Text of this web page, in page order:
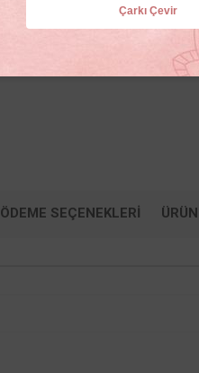
ÖDEME SEÇENEKLERI
Çarkı Çevir